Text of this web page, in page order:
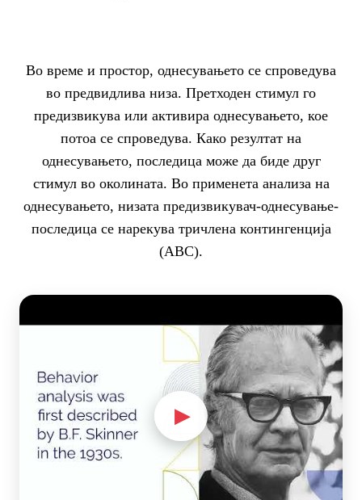
Во време и простор, однесувањето се спроведува
во предвидлива низа. Претходен стимул го
предизвикува или активира однесувањето, кое
потоа се спроведува. Како резултат на
однесувањето, последица може да биде друг
стимул во околината. Во применета анализа на
однесувањето, низата предизвикувач-однесување-
последица се нарекува тричлена контингенција
(ABC).
▶